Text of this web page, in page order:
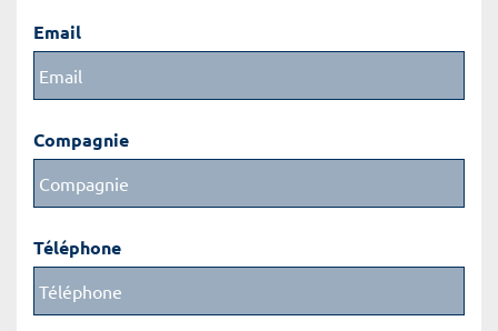
Email
Compagnie
Téléphone